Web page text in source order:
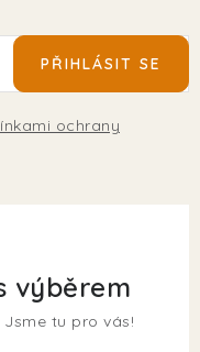
ochrany
PŘIHLÁSIT SE
výběrem
tu pro vás!